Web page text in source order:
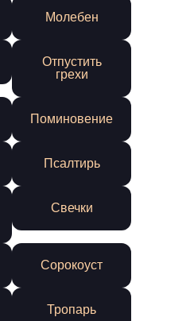
Молебен
Отпустить
грехи
Поминовение
Псалтирь
Свечки
Сорокоуст
Тропарь